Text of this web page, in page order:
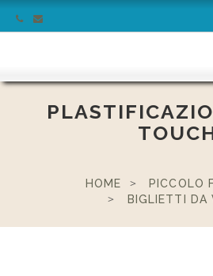
HOME
PICCOLO
BIGLIETTI DA